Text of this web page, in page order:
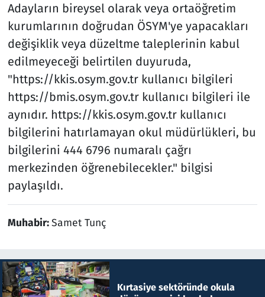
Adayların bireysel olarak veya ortaöğretim
kurumlarının doğrudan ÖSYM'ye yapacakları
değişiklik veya düzeltme taleplerinin kabul
edilmeyeceği belirtilen duyuruda,
"https://kkis.osym.gov.tr kullanıcı bilgileri
https://bmis.osym.gov.tr kullanıcı bilgileri ile
aynıdır. https://kkis.osym.gov.tr kullanıcı
bilgilerini hatırlamayan okul müdürlükleri, bu
bilgilerini 444 6796 numaralı çağrı
merkezinden öğrenebilecekler." bilgisi
paylaşıldı.
Muhabir:Samet Tunç
Kırtasiye sektöründe okula